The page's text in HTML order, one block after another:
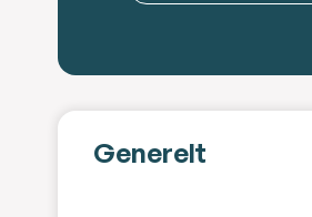
Generelt